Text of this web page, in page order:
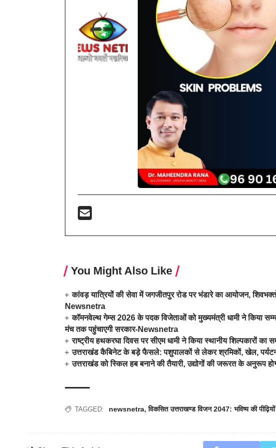
You Might Also Like
कांवड़ यात्रियों की सेवा में जगजीतपुर रोड पर भंडारे का आयोजन,
Newsnetra
कॉमनवेल्थ गेम्स 2026 के पदक विजेताओं को मुख्यमंत्री धामी ने किया
मंच तक पहुंचाएगी सरकार-Newsnetra
राष्ट्रीय हथकरघा दिवस पर सीएम धामी ने किया स्थानीय शिल्पकारों
उत्तराखंड कैबिनेट के बड़े फैसले: पशुपालकों से लेकर श्रमिकों, खेल,
उत्तराखंड को स्किल हब बनाने की तैयारी, उद्योगों की जरूरत के अनुरूप
TAGGED: newsnetra,विकसित उत्तराखण्ड विजन 2047: भविष्य की